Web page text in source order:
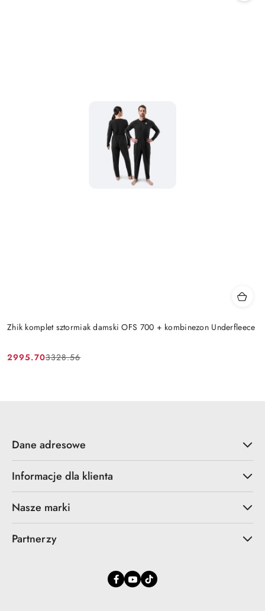
Zhik komplet sztormiak damski OFS 700 + kombinezon Underfleece
Cena
2995.70
Cena
3328.56
Dane adresowe
Informacje dla klienta
Nasze marki
Partnerzy